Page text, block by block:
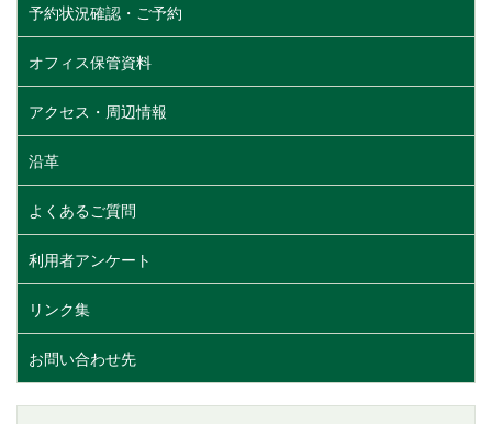
予約状況確認・ご予約
オフィス保管資料
アクセス・周辺情報
沿革
よくあるご質問
利用者アンケート
リンク集
お問い合わせ先